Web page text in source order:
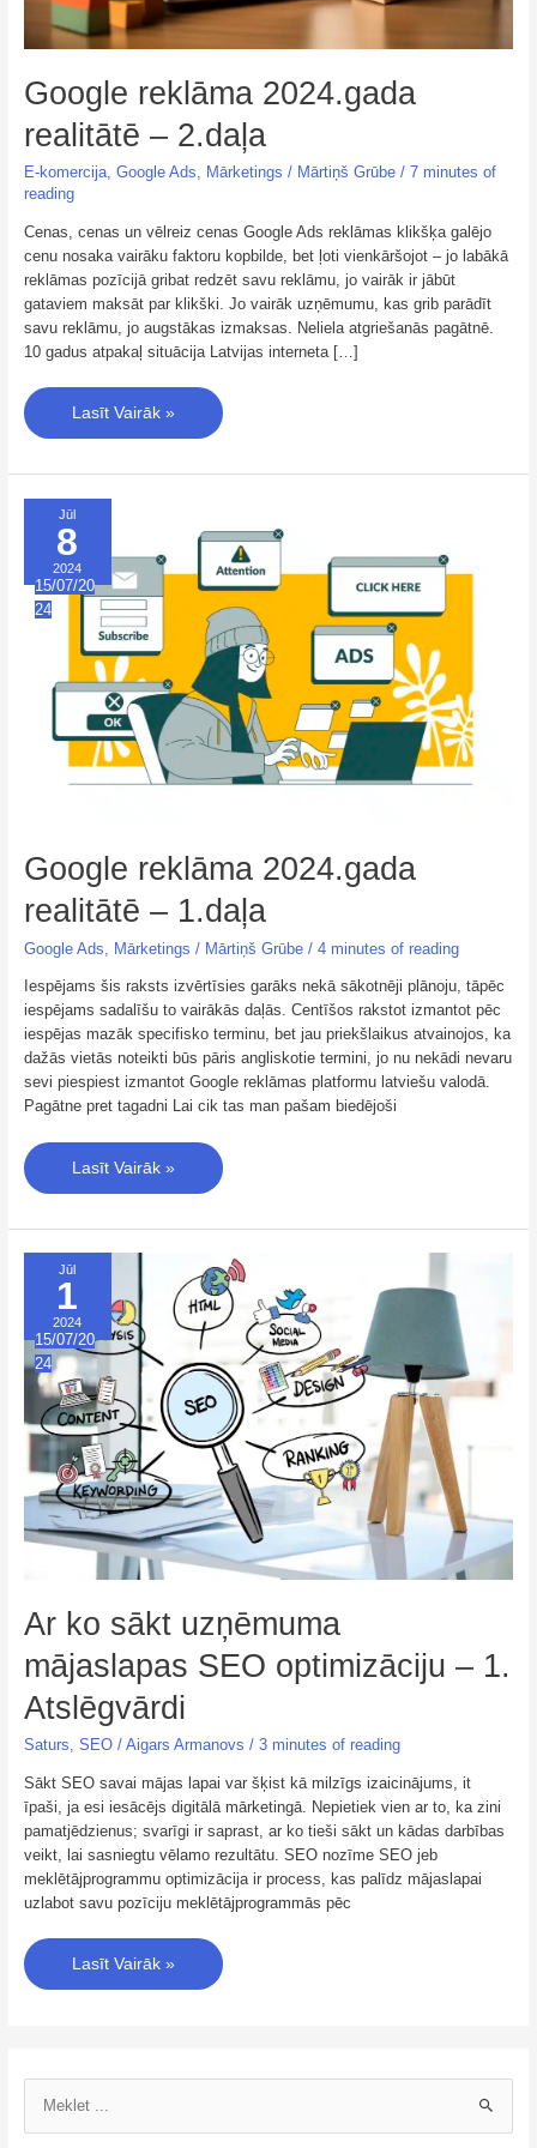
Google reklāma 2024.gada
realitātē – 2.daļa
E-komercija, Google Ads, Mārketings / Mārtiņš Grūbe / 7 minutes of
reading
Cenas, cenas un vēlreiz cenas Google Ads reklāmas klikšķa galējo
cenu nosaka vairāku faktoru kopbilde, bet ļoti vienkāršojot – jo labākā
reklāmas pozīcijā gribat redzēt savu reklāmu, jo vairāk ir jābūt
gataviem maksāt par klikški. Jo vairāk uzņēmumu, kas grib parādīt
savu reklāmu, jo augstākas izmaksas. Neliela atgriešanās pagātnē.
10 gadus atpakaļ situācija Latvijas interneta […]
Lasīt Vairāk »
Jūl
8
2024
15/07/20
24
Google reklāma 2024.gada
realitātē – 1.daļa
Google Ads Mārketings / Mārtiņš Grūbe / 4 minutes of reading
Iespējams šis raksts izvērtīsies garāks nekā sākotnēji plānoju, tāpēc
iespējams sadalīšu to vairākās daļās. Centīšos rakstot izmantot pēc
iespējas mazāk specifisko terminu, bet jau priekšlaikus atvainojos, ka
dažās vietās noteikti būs pāris angliskotie termini, jo nu nekādi nevaru
sevi piespiest izmantot Google reklāmas platformu latviešu valodā.
Pagātne pret tagadni Lai cik tas man pašam biedējoši
Google
reklāma
2024.gada
realitātē
–
1.daļa
Lasīt Vairāk »
Jūl
1
2024
15/07/20
24
Ar ko sākt uzņēmuma
mājaslapas SEO optimizāciju – 1.
Atslēgvārdi
Saturs, SEO/ Aigars Armanovs / 3 minutes of reading
Sākt SEO savai mājas lapai var šķist kā milzīgs izaicinājums, it
īpaši, ja esi iesācējs digitālā mārketingā. Nepietiek vien ar to, ka zini
pamatjēdzienus; svarīgi ir saprast, ar ko tieši sākt un kādas darbības
veikt, lai sasniegtu vēlamo rezultātu. SEO nozīme SEO jeb
meklētājprogrammu optimizācija ir process, kas palīdz mājaslapai
uzlabot savu pozīciju meklētājprogrammās pēc
ko
uzņēmuma
mājaslapas
SEO
optimizāciju
1.
Atslēgvārdi
Lasīt Vairāk »